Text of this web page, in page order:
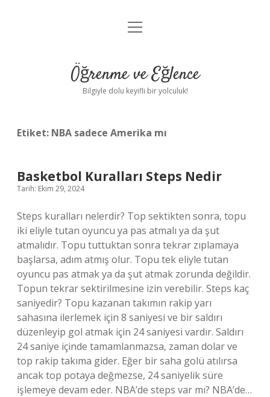
Anasayfa
Yasal Uyarı
menüyü
Öğrenme ve Eğlence
Bilgiyle dolu keyifli bir yolculuk!
Etiket: NBA sadece Amerika mı
Basketbol Kuralları Steps Nedir
Tarih: Ekim 29, 2024
Steps kuralları nelerdir? Top sektikten sonra, topu
iki eliyle tutan oyuncu ya pas atmalı ya da şut
atmalıdır. Topu tuttuktan sonra tekrar zıplamaya
başlarsa, adım atmış olur. Topu tek eliyle tutan
oyuncu pas atmak ya da şut atmak zorunda değildir.
Topun tekrar sektirilmesine izin verebilir. Steps kaç
saniyedir? Topu kazanan takımın rakip yarı
sahasına ilerlemek için 8 saniyesi ve bir saldırı
düzenleyip gol atmak için 24 saniyesi vardır. Saldırı
24 saniye içinde tamamlanmazsa, zaman dolar ve
top rakip takıma gider. Eğer bir saha golü atılırsa
ancak top potaya değmezse, 24 saniyelik süre
işlemeye devam eder. NBA’de steps var mı? NBA’de…